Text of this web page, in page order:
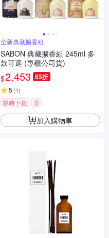
全新典藏擴香組
SABON 典藏擴香組 245ml 多
款可選 (專櫃公司貨)
$2,453 85折
5 (1)
限時下殺 券
加入購物車